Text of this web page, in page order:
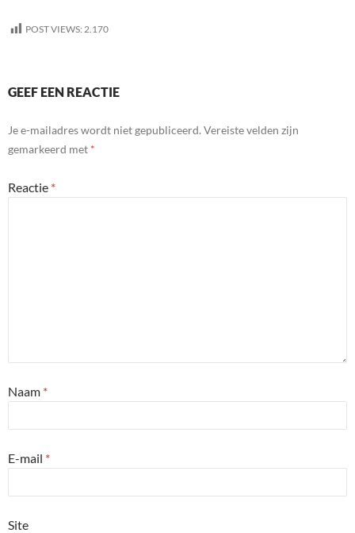
POST VIEWS: 2.170
GEEF EEN REACTIE
Je e-mailadres wordt niet gepubliceerd. Vereiste velden zijn
gemarkeerd met *
Reactie *
Naam *
E-mail *
Site